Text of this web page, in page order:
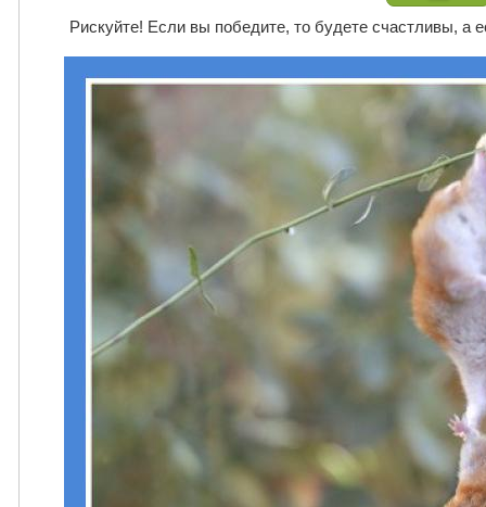
Рискуйте! Если вы победите, то будете счастливы, а